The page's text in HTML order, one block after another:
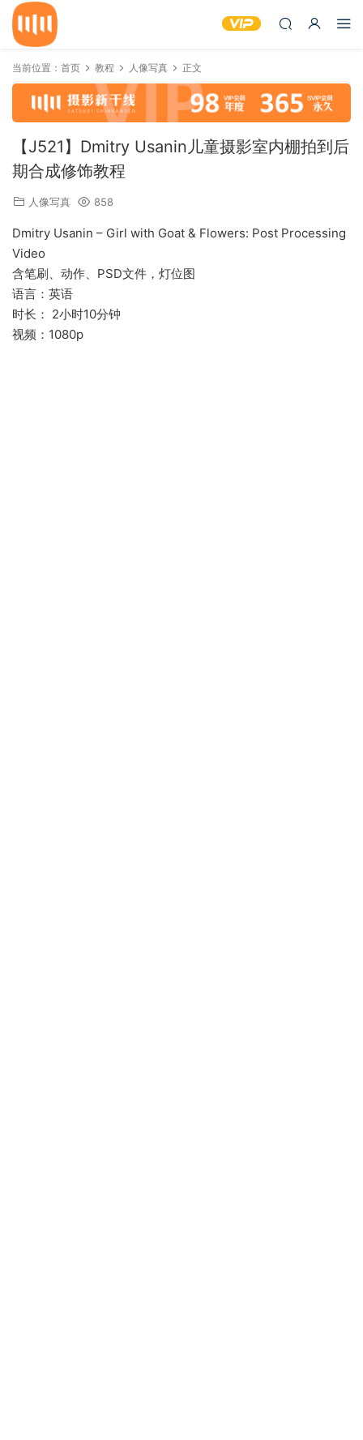
当前位置： 首页 教程 人像写真 正文
【J521】Dmitry Usanin儿童摄影室内棚拍到后
期合成修饰教程
人像写真 858
Dmitry Usanin – Girl with Goat & Flowers: Post Processing
Video
含笔刷、动作、PSD文件，灯位图
语言：英语
时长： 2小时10分钟
视频：1080p